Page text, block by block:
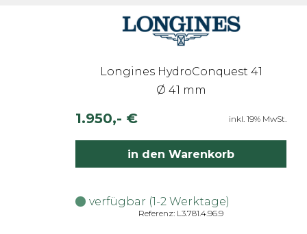
Longines HydroConquest 41
Ø 41 mm
1.950,- € inkl. 19% MwSt.
in den Warenkorb
verfügbar (1-2 Werktage)
Referenz: L3.781.4.96.9